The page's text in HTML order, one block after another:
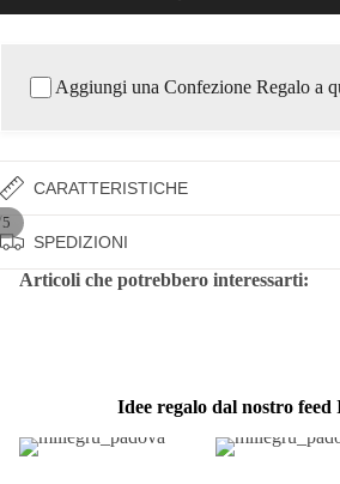
5
Aggiungi una Confezione Regalo a
CARATTERISTICHE
SPEDIZIONI
Articoli che potrebbero interessarti:
Idee regalo dal nostro feed